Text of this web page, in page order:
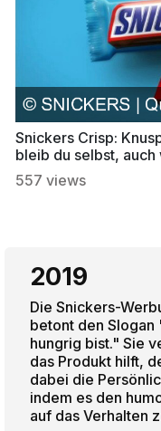
Snickers Crisp:
bleib du selbst,
557 views
2019
Die Snickers-
betont den Slogan
hungrig bist." Sie
das Produkt hilft,
dabei die
indem es den
auf das Verhalten